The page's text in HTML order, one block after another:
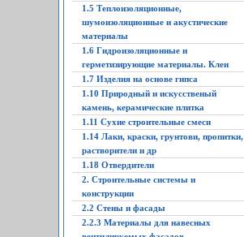
1.5 Теплоизоляционные,
шумоизоляционные и акустические
материалы
1.6 Гидроизоляционные и
герметизирующие материалы. Клеи
1.7 Изделия на основе гипса
1.10 Природный и искусственый
камень, керамические плитка
1.11 Сухие строительные смеси
1.14 Лаки, краски, грунтови, пропитки,
растворители и др
1.18 Отвердители
2. Строительные системы и
конструкции
2.2 Стены и фасады
2.2.3 Материалы для навесных